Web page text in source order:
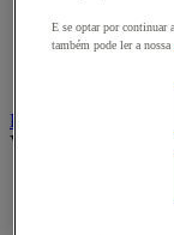
Contentor
Contentor
Empilhador, Mesa
Ver todas as categorias
Elevador de
E se optar por continuar
também pode ler a nossa